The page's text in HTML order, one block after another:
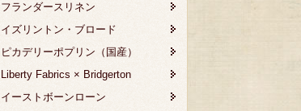
フランダースリネン
イズリントン・ブロード
ピカデリーポプリン（国産）
Liberty Fabrics × Bridgerton
イーストボーンローン